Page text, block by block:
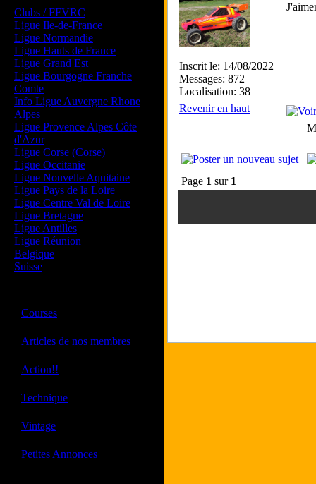
Clubs / FFVRC
Ligue Ile-de-France
Ligue Normandie
Ligue Hauts de France
Ligue Grand Est
Ligue Bourgogne Franche
Comte
Info Ligue Auvergne Rhone
Alpes
Ligue Provence Alpes Côte
d'Azur
Ligue Corse (Corse)
Ligue Occitanie
Ligue Nouvelle Aquitaine
Ligue Pays de la Loire
Ligue Centre Val de Loire
Ligue Bretagne
Ligue Antilles
Ligue Réunion
Belgique
Suisse
Courses
Articles de nos membres
Action!!
Technique
Vintage
Petites Annonces
Inscrit le: 14/08/2022
Messages: 872
Localisation: 38
Revenir en haut
Page 1 sur 1